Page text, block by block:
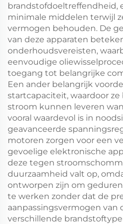
brandstofdoeltreffendheid,
minimale middelen terwijl
vermogen behouden. De
van deze apparaten
onderhoudsvereisten,
eenvoudige
toegang tot belangrijke
Een ander belangrijk
startcapaciteit, waardoor
stroom kunnen leveren
vooral waardevol is in
geavanceerde
motoren zorgen voor een
gevoelige elektronische
deze tegen
duurzaamheid valt op,
ontworpen zijn om
te werken zonder dat de
aanpassingsvermogen van
verschillende